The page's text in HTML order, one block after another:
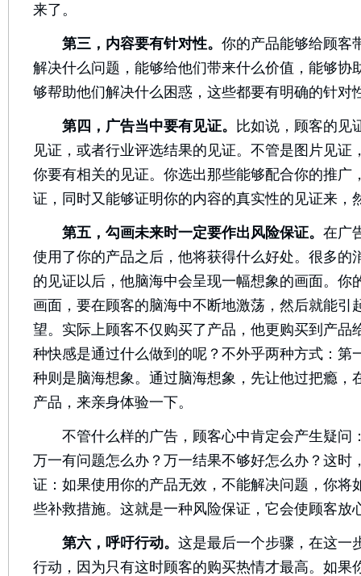
来了。
第三，内容要有针对性。 你的产品能够给顾客
解决什么问题，能够给他们带来什么价值，能够协
够帮助他们解决什么困惑，这些都要有明确的针对
第四，广告当中要有见证。
比如说，顾客的见
见证，或者行业评选结果的见证。不管是图片见证
你要有相关的见证。你选出那些能够配合你的推广
证，同时又能够证明你的内容的真实性的见证来，
第五，勾画未来时一定要作出风险保证。 在广
使用了你的产品之后，他将获得什么好处。很多的
的见证以后，他脑海中会呈现一幅想象的画面。你
画面，要在顾客的脑海中不断地激荡，然后就能引
望。实际上顾客不仅购买了产品，他更购买到产品
种快感是通过什么做到的呢？不外乎两种方式：第
种则是脑海想象。通过脑海想象，先让他过把瘾，
产品，来亲身体验一下。
不管什么样的广告，顾客心中肯定会产生疑问
万一有问题怎么办？万一结果不够好怎么办？这时
证：如果使用你的产品无效，不能解决问题，你将
些补救措施。这就是一种风险保证，它会使顾客放
第六，呼吁行动。 这是最后一个步骤，在这一
行动，因为只有这时顾客的购买热情才最高。如果